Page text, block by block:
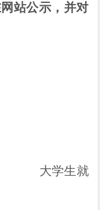
站公示，并对
大学生就